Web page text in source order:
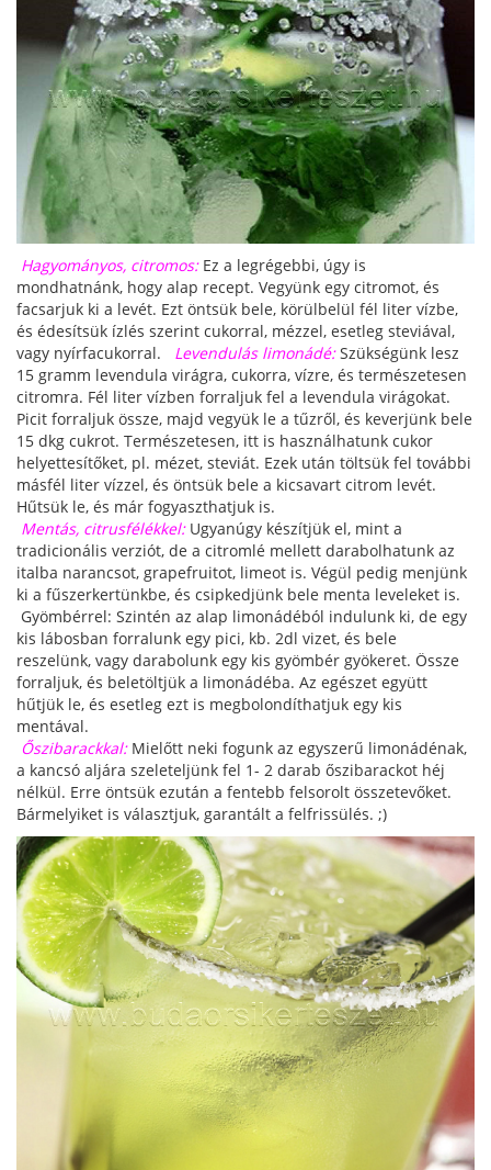
Hagyományos, citromos:Ez a legrégebbi, úgy is
mondhatnánk, hogy alap recept. Vegyünk egy citromot, és
facsarjuk ki a levét. Ezt öntsük bele, körülbelül fél liter vízbe,
és édesítsük ízlés szerint cukorral, mézzel, esetleg steviával,
vagy nyírfacukorral.
Levendulás limonádé:Szükségünk lesz
15 gramm levendula virágra, cukorra, vízre, és természetesen
citromra. Fél liter vízben forraljuk fel a levendula virágokat.
Picit forraljuk össze, majd vegyük le a tűzről, és keverjünk bele
15 dkg cukrot. Természetesen, itt is használhatunk cukor
helyettesítőket, pl. mézet, steviát. Ezek után töltsük fel további
másfél liter vízzel, és öntsük bele a kicsavart citrom levét.
Hűtsük le, és már fogyaszthatjuk is.
Mentás, citrusfélékkel:Ugyanúgy készítjük el, mint a
tradicionális verziót, de a citromlé mellett darabolhatunk az
italba narancsot, grapefruitot, limeot is. Végül pedig menjünk
ki a fűszerkertünkbe, és csipkedjünk bele menta leveleket is.
Gyömbérrel: Szintén az alap limonádéból indulunk ki, de egy
kis lábosban forralunk egy pici, kb. 2dl vizet, és bele
reszelünk, vagy darabolunk egy kis gyömbér gyökeret. Össze
forraljuk, és beletöltjük a limonádéba. Az egészet együtt
hűtjük le, és esetleg ezt is megbolondíthatjuk egy kis
mentával.
Őszibarackkal:Mielőtt neki fogunk az egyszerű limonádénak,
a kancsó aljára szeleteljünk fel 1- 2 darab őszibarackot héj
nélkül. Erre öntsük ezután a fentebb felsorolt összetevőket.
Bármelyiket is választjuk, garantált a felfrissülés. ;)